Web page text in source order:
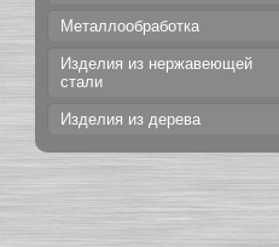
Металлообработка
Изделия из нержавеющей
стали
Изделия из дерева